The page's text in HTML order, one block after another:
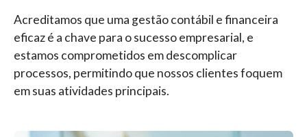
Acreditamos que uma gestão contábil e financeira
eficaz é a chave para o sucesso empresarial, e
estamos comprometidos em descomplicar
processos, permitindo que nossos clientes foquem
em suas atividades principais.